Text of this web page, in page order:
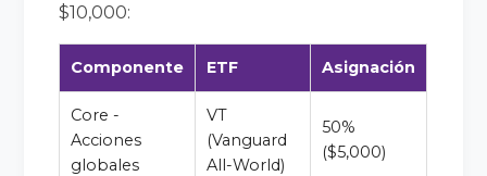
$10,000:
Componente ETF Asignación
Core -
Acciones
globales
VT
(Vanguard
All-World)
50%
($5,000)